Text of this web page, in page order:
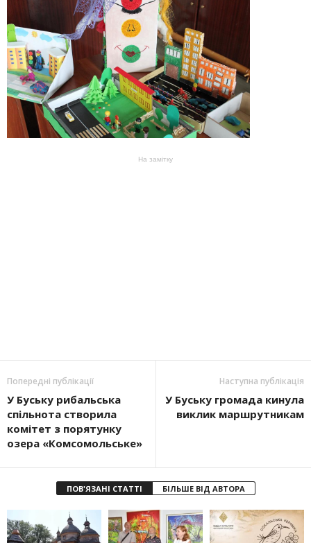
На замітку
Попередні публікації
У Буську рибальська
спільнота створила
комітет з порятунку
озера «Комсомольське»
Наступна публікація
У Буську громада кинула
виклик маршрутникам
ПОВ'ЯЗАНІ СТАТТІ БІЛЬШЕ ВІД АВТОРА